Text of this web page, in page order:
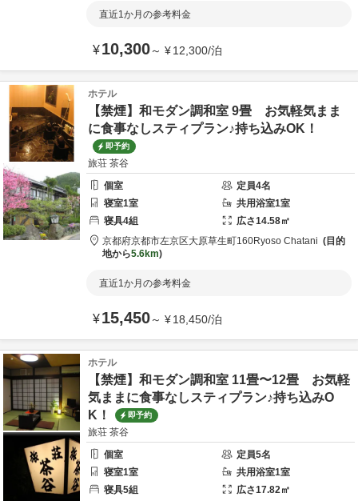
直近1か月の参考料金
¥10,300～ ¥12,300/泊
ホテル
【禁煙】和モダン調和室 9畳 お気軽気まま
に食事なしスティプラン♪持ち込みOK！
即予約
旅荘 茶谷
個室
定員4名
寝室1室 共用浴室1室
寝具4組 広さ14.58㎡
京都府京都市左京区大原草生町160Ryoso Chatani
目的
地から5.6km
直近1か月の参考料金
¥15,450～ ¥18,450/泊
ホテル
【禁煙】和モダン調和室 11畳〜12畳 お気軽
気ままに食事なしスティプラン♪持ち込みO
K！
即予約
旅荘 茶谷
個室
定員5名
寝室1室 共用浴室1室
寝具5組 広さ17.82㎡